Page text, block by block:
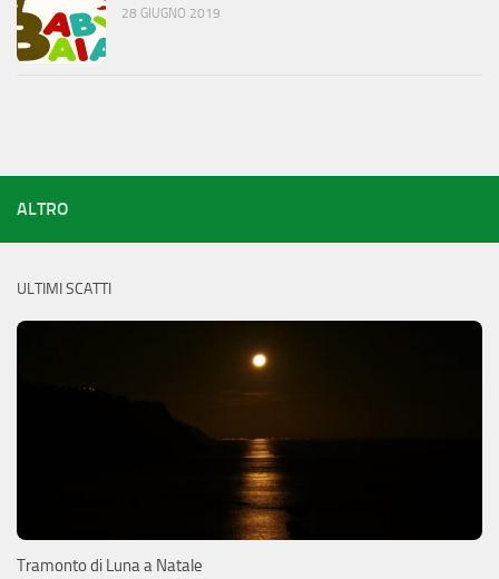
28 GIUGNO 2019
ALTRO
ULTIMI SCATTI
Tramonto di Luna a Natale